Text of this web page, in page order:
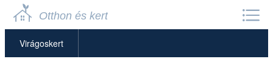
Otthon és kert
Virágoskert